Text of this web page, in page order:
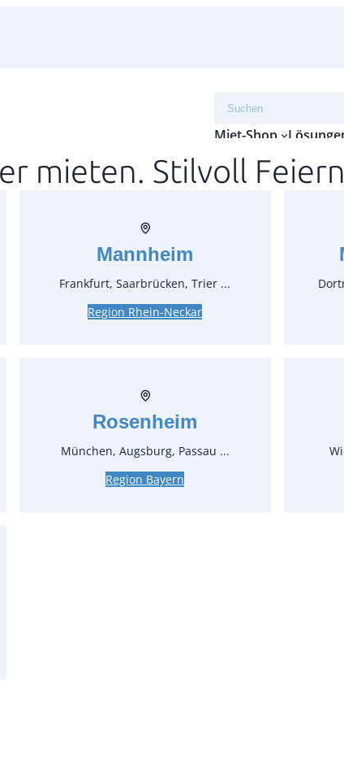
Suchen
Miet-Shop
Preise:
* Preis pro
Feiertage
mieten. Stilvoll
Mannheim
Frankfurt, Saarbrücken, Trier ...
Region Rhein-Neckar
Rosenheim
München, Augsburg, Passau ...
Region Bayern